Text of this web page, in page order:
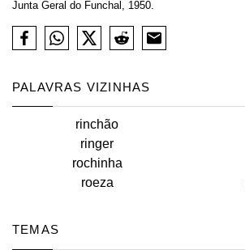
Junta Geral do Funchal, 1950.
PALAVRAS VIZINHAS
rinchão
ringer
rochinha
roeza
TEMAS